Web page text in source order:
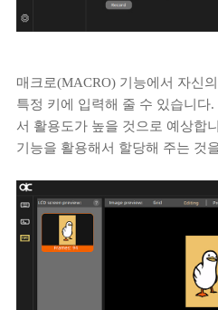
매크로(MACRO) 기능에서 자신
특정 키에 입력해 줄 수 있습니다
서 활용도가 높을 것으로 예상합
기능을 활용해서 할당해 주는 것